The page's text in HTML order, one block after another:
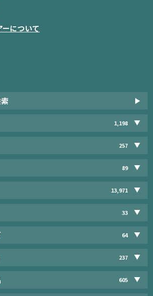
について
1,198
257
89
13,971
33
64
237
605